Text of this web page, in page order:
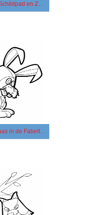
Stoffel de Schildpad en Zoef de Haas
Zoef de Haas in de Fabeltjeskrant